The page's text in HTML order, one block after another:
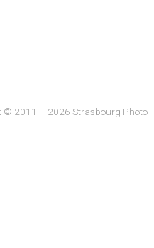
© 2011 – 2026 Strasbourg Photo –